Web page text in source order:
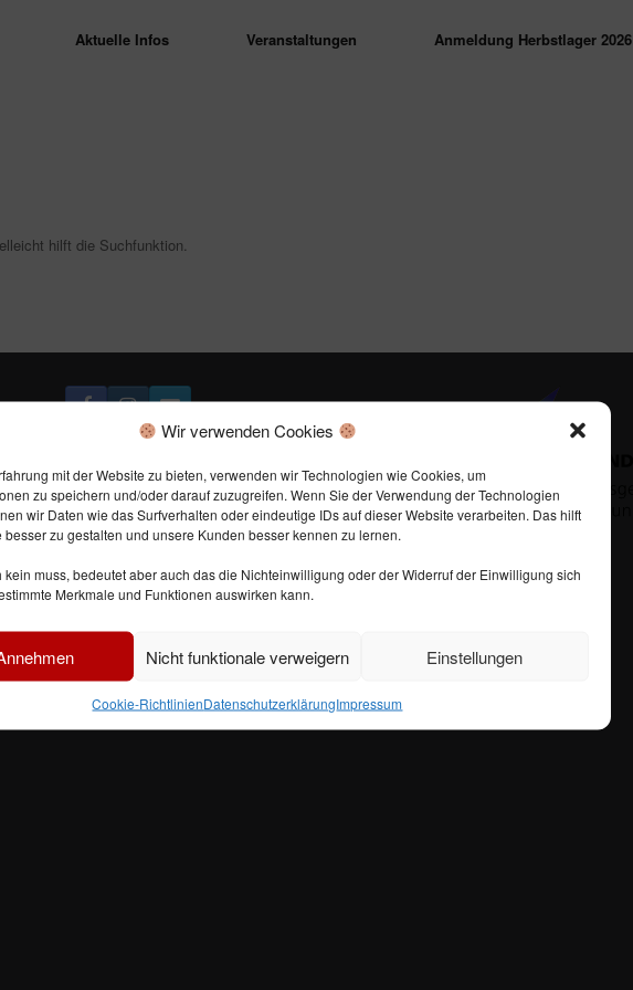
Wir verwenden Cookies
mit der Website zu bieten, verwenden wir Technologien wie Cookies, um
zu speichern und/oder darauf zuzugreifen. Wenn Sie der Verwendung der Technologien
wir Daten wie das Surfverhalten oder eindeutige IDs auf dieser Website verarbeiten. Das hilft
besser zu gestalten und unsere Kunden besser kennen zu lernen.
kein muss, bedeutet aber auch das die Nichteinwilligung oder der Widerruf der Einwilligung sich
Merkmale und Funktionen auswirken kann.
Nicht funktionale verweigern Einstellungen
Cookie-RichtlinienDatenschutzerklärungImpressum
Aktuelle Infos Veranstaltungen Anmeldung Herbstlager 2026
hilft die Suchfunktion.